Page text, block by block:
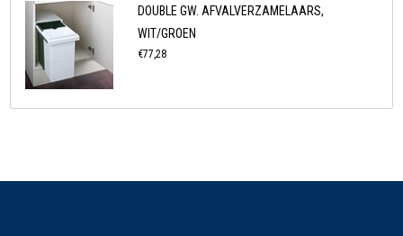
DOUBLE GW. AFVALVERZAMELAARS,
WIT/GROEN
€77,28